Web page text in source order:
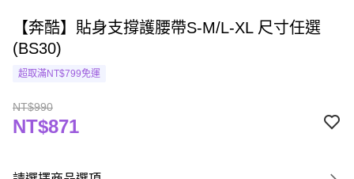
【奔酷】貼身支撐護腰帶S-M/L-XL 尺寸任選
(BS30)
超取滿NT$799免運
NT$990
NT$871